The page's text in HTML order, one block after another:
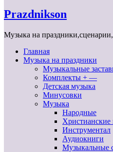
Prazdnikson
Музыка на
Главная
Музыка на праздники
Музыкальные
Комплекты + —
Детская музыка
Минусовки
Музыка
Народные
Христианские
Инструментал
Аудиокниги
Музыкальные